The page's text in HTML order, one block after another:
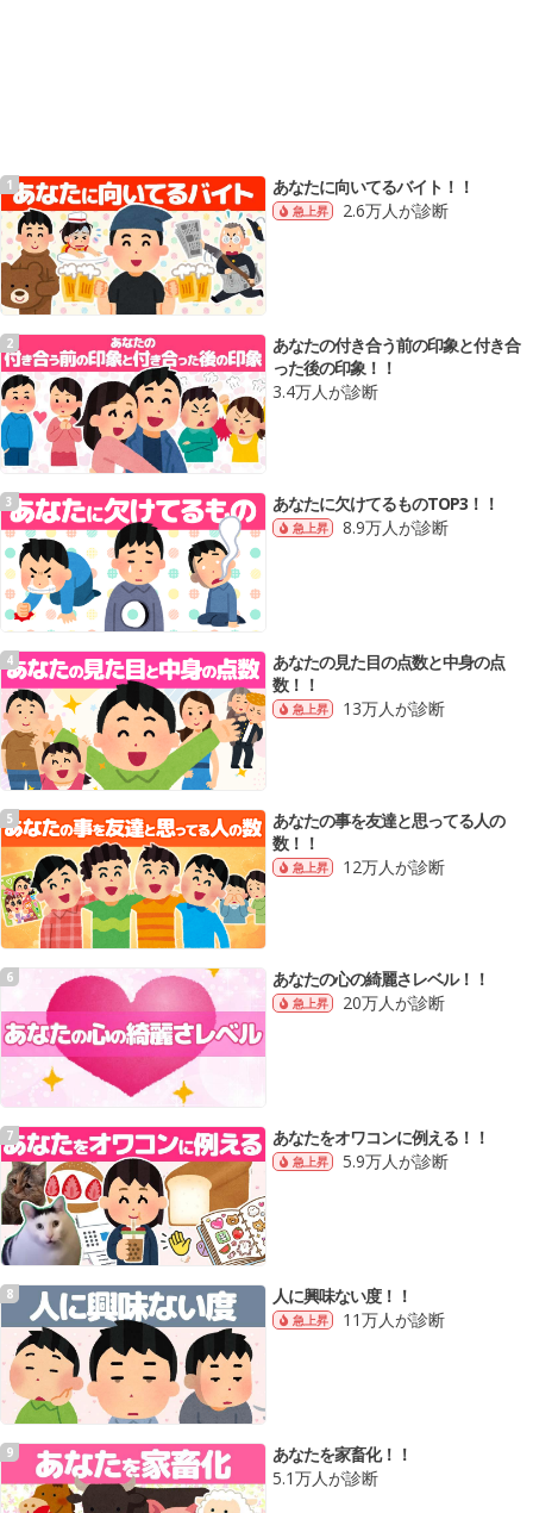
1 あなたに向いてるバイト！！
急上昇 2.6万人が診断
2
あなたの付き合う前の印象と付き合
った後の印象！！
3.4万人が診断
3 あなたに欠けてるものTOP3！！
急上昇 8.9万人が診断
4
あなたの見た目の点数と中身の点
数！！
急上昇 13万人が診断
5
あなたの事を友達と思ってる人の
数！！
急上昇 12万人が診断
6 あなたの心の綺麗さレベル！！
急上昇 20万人が診断
7 あなたをオワコンに例える！！
急上昇 5.9万人が診断
8 人に興味ない度！！
急上昇 11万人が診断
9
あなたを家畜化！！
5.1万人が診断